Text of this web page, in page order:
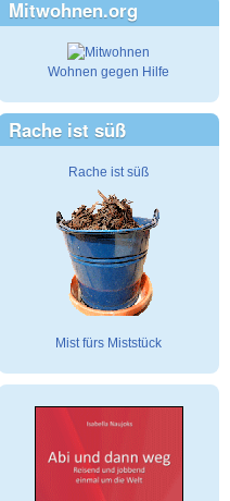
Mitwohnen.org
Wohnen gegen Hilfe
Rache ist süß
Rache ist süß
Mist fürs Miststück